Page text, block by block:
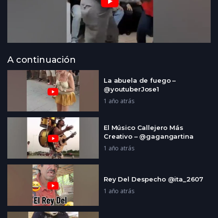
A continuación
La abuela de fuego –
@youtuberJose1
1 año atrás
El Músico Callejero Más
Creativo – @gagangartina
1 año atrás
Rey Del Despecho @ita_2607
1 año atrás